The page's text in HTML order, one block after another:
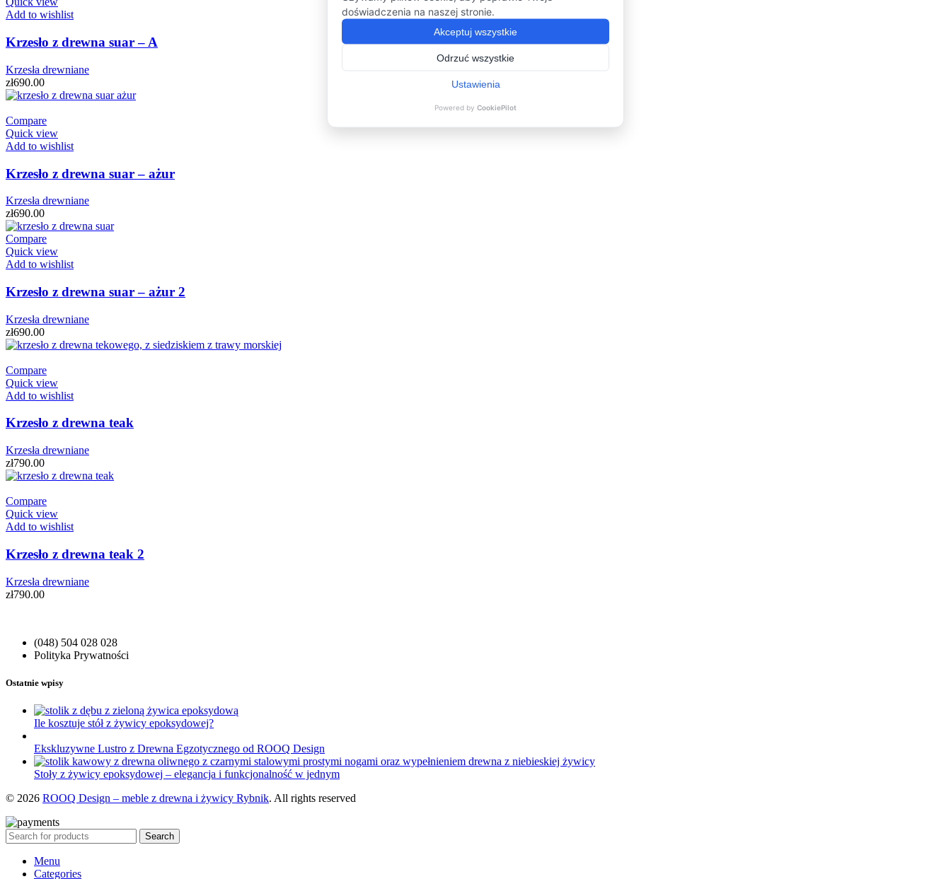
Add to wishlist
Krzesło z drewna suar – A
Krzesła drewniane
zł690.00
Compare
Quick view
Add to wishlist
Krzesło z drewna suar – ażur
Krzesła drewniane
zł690.00
Compare
Quick view
Add to wishlist
Krzesło z drewna suar – ażur 2
Krzesła drewniane
zł690.00
Compare
Quick view
Add to wishlist
Krzesło z drewna teak
Krzesła drewniane
zł790.00
Compare
Quick view
Add to wishlist
Krzesło z drewna teak 2
Krzesła drewniane
zł790.00
(048) 504 028 028
Polityka Prywatności
Ostatnie wpisy
Ile kosztuje stół z żywicy epoksydowej?
Ekskluzywne Lustro z Drewna Egzotycznego od ROOQ Design
Stoły z żywicy epoksydowej – elegancja i funkcjonalność w jednym
© 2026 ROOQ Design – meble z drewna i żywicy Rybnik. All rights reserved
Search
Menu
Categories